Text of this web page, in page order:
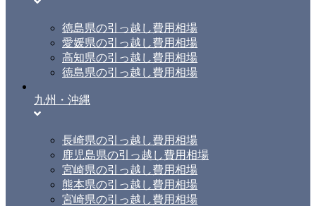
徳島県の引っ越し費用相場
愛媛県の引っ越し費用相場
高知県の引っ越し費用相場
徳島県の引っ越し費用相場
九州・沖縄
長崎県の引っ越し費用相場
鹿児島県の引っ越し費用相場
宮崎県の引っ越し費用相場
熊本県の引っ越し費用相場
宮崎県の引っ越し費用相場